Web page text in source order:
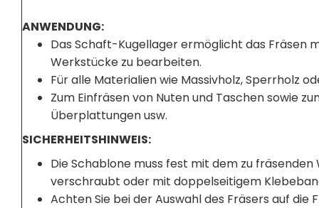
ANWENDUNG:
Das Schaft-Kugellager ermöglicht das Fräsen
Werkstücke zu bearbeiten.
Für alle Materialien wie Massivholz, Sperrholz
Zum Einfräsen von Nuten und Taschen sowie
Überplattungen usw.
SICHERHEITSHINWEIS:
Die Schablone muss fest mit dem zu fräsenden
verschraubt oder mit doppelseitigem
Achten Sie bei der Auswahl des Fräsers auf die